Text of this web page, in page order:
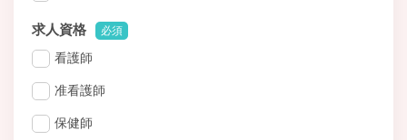
求人資格 必須
看護師
准看護師
保健師